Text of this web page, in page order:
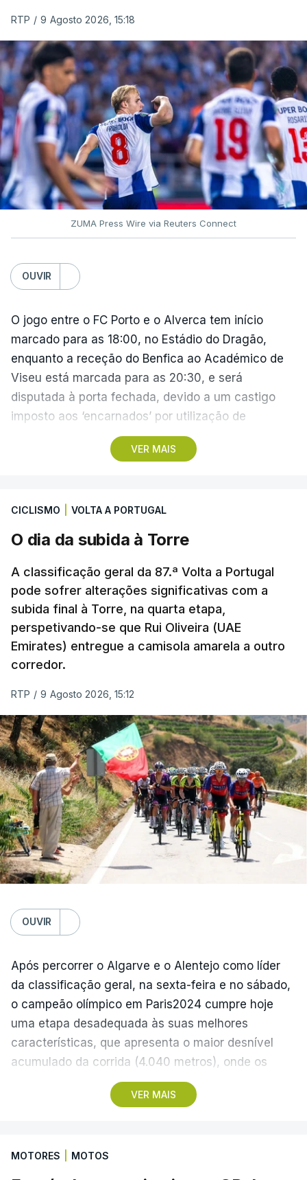
RTP / 9 Agosto 2026, 15:18
ZUMA Press Wire via Reuters Connect
OUVIR
VER MAIS
O jogo entre o FC Porto e o Alverca tem início
marcado para as 18:00, no Estádio do Dragão,
enquanto a receção do Benfica ao Académico de
Viseu está marcada para as 20:30, e será
disputada à porta fechada, devido a um castigo
imposto aos ‘encarnados’ por utilização de
A jornada fica para já marcada pelo empate 2-2
Amadora, num jogo que os ‘leões estiveram a
vencer por 2-0, e pelo triunfo do regressado
Marítimo na receção ao Casa Pia (1-0).
Programa da 1.ª jornada
Estoril Praia – Famalicão, 1-1
Sábado
Marítimo - Casa Pia, 1-0
Vitória de Guimarães – Arouca, 0-1
Estrela Amadora – Sporting, 2-2
Domingo
FC Porto – Alverca, 18:00
Gil Vicente - Rio Ave, 20:30
Benfica - Académico de Viseu, 20:30
Santa Clara - Nacional, 19:15 locais (20:15 em
Lisboa)
(Com Lusa)
CICLISMO VOLTA A PORTUGAL
O dia da subida à Torre
A classificação geral da 87.ª Volta a Portugal
pode sofrer alterações significativas com a
subida final à Torre, na quarta etapa,
perspetivando-se que Rui Oliveira (UAE
Emirates) entregue a camisola amarela a outro
corredor.
RTP / 9 Agosto 2026, 15:12
OUVIR
VER MAIS
Após percorrer o Algarve e o Alentejo como líder
da classificação geral, na sexta-feira e no sábado,
o campeão olímpico em Paris2024 cumpre hoje
uma etapa desadequada às suas melhores
características, que apresenta o maior desnível
acumulado da corrida (4.040 metros), onde os
teóricos candidatos à vitória final devem ser os
dos Vinhos, no distrito de Leiria, às 13:55, e inclui
três contagens de montanha antes da derradeira
MOTORES MOTOS